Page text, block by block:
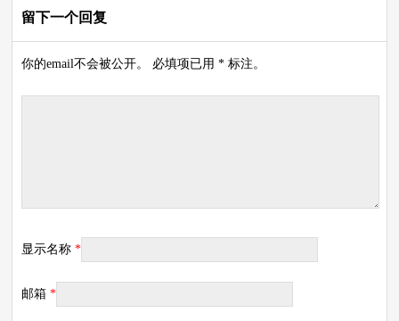
留下一个回复
你的email不会被公开。 必填项已用 * 标注。
显示名称*
邮箱*